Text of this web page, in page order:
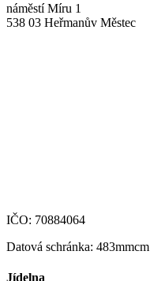
náměstí Míru 1
538 03 Heřmanův Městec
IČO: 70884064
Datová schránka: 483mmcm
Jídelna